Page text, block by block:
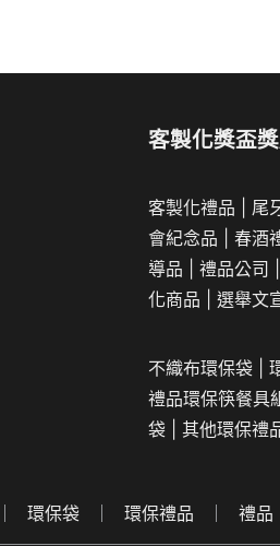
客製化獎盃
客製化禮品 尾
會紀念品
春酒
導品
禮品公司
化商品
選舉文
不織布環保袋|
禮品環保筷餐具
袋| 其他環保禮
環保袋 環保禮品 禮品